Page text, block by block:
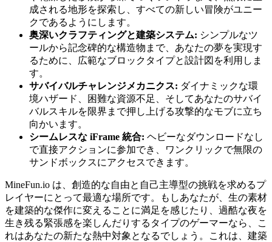
成される地形を探索し、すべての新しい冒険がユニー
クであるようにします。
奥深いクラフティングと建築システム: シンプルなツ
ールから記念碑的な構造物まで、あなたの夢を実現す
るために、広範なブロックタイプと設計図を利用しま
す。
サバイバルチャレンジメカニクス: ダイナミックな環
境ハザード、困難な資源不足、そしてあなたのサバイ
バルスキルを限界まで押し上げる攻撃的なモブに立ち
向かいます。
シームレスな iFrame 統合: ヘビーなダウンロードなし
で直接アクションに参加でき、ワンクリックで無限の
サンドボックスにアクセスできます。
MineFun.io は、創造的な自由と自己主導型の挑戦を求めるプ
レイヤーにとって最適な場所です。もしあなたが、生の素材
を建築的な傑作に変えることに満足を感じたり、過酷な夜を
生き残る緊張感を楽しんだりするタイプのゲーマーなら、こ
れはあなたの新たな熱中対象となるでしょう。これは、建築